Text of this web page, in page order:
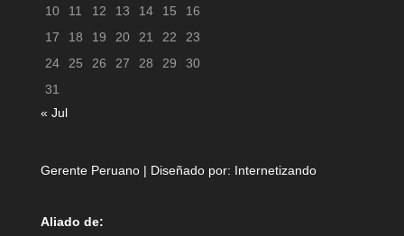
10
11 12 13 14 15
16
17
18 19 20 21 22
23
24
25 26 27 28 29
30
31
« Jul
Gerente Peruano | Diseñado por: Internetizando
Aliado de: